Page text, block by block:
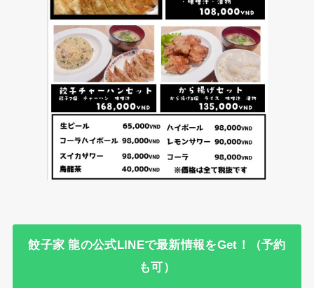
餃子家 龍の公式LINEで最新情報をGet！（予約
も可）